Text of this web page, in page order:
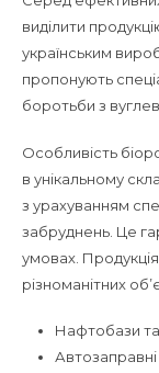
виділити
українським
пропонують
боротьби з
Особливість
в унікальному
з урахуванням
забруднень. Це
умовах.
різноманітних
Нафтобази
Автозаправні